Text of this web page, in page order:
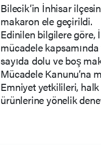
Bilecik’in İnhisar
makaron ele geçirildi.
Edinilen bilgilere göre,
mücadele
sayıda dolu ve boş
Mücadele Kanunu’na
Emniyet yetkilileri, halk
ürünlerine yönelik